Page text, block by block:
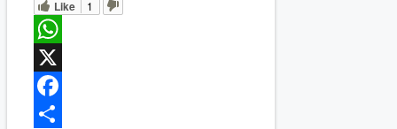
Like 1
WhatsApp
X
Facebook